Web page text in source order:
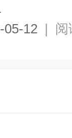
05-12 | 阅